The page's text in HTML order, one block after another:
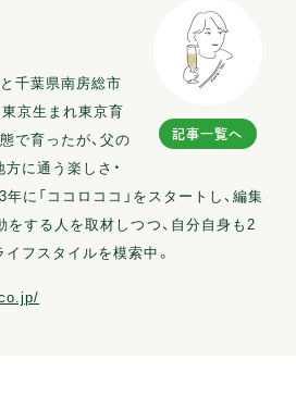
記事一覧へ
千葉県南房総市
京生まれ東京育
で育ったが、父の
に通う楽しさ・
に「ココロココ」をスタートし、編集
をする人を取材しつつ、自分自身も2
フスタイルを模索中。